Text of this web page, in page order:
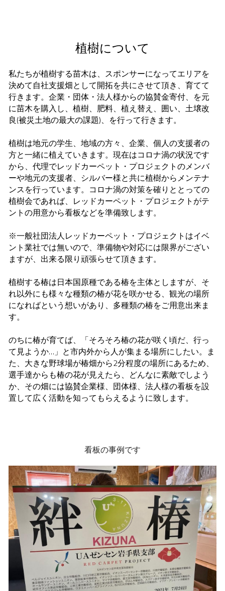
植樹について
私たちが植樹する苗木は、スポンサーになってエリアを
決めて自社支援畑として開拓を共にさせて頂き、育てて
行きます。企業・団体・法人様からの協賛金寄付、を元
に苗木を購入し、植樹、肥料、植え替え、囲い、土壌改
良(被災土地の最大の課題)、を行って行きます。
植樹は地元の学生、地域の方々、企業、個人の支援者の
方と一緒に植えていきます。現在はコロナ渦の状況です
から、代理でレッドカーペット・プロジェクトのメンバ
ーや地元の支援者、シルバー様と共に植樹からメンテナ
ンスを行っています。コロナ渦の対策を確りととっての
植樹会であれば、レッドカーペット・プロジェクトがテ
ントの用意から看板などを準備致します。
※一般社団法人レッドカーペット・プロジェクトはイベ
ント業社では無いので、準備物や対応には限界がござい
ますが、出来る限り頑張らせて頂きます。
植樹する椿は日本国原種である椿を主体としますが、そ
れ以外にも様々な種類の椿が花を咲かせる、観光の場所
になればという想いがあり、多種類の椿をご用意出来ま
す。
のちに椿が育てば、「そろそろ椿の花が咲く頃だ、行っ
て見ようか…」と市内外から人が集まる場所にしたい。ま
た、大きな野球場が椿畑から2分程度の場所にあるため、
選手達からも椿の花が見えたら、どんなに素敵でしよう
か、その畑には協賛企業様、団体様、法人様の看板を設
置して広く活動を知ってもらえるように致します。
看板の事例です